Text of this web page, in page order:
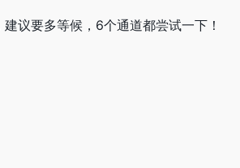
议要多等候，6个通道都尝试一下！